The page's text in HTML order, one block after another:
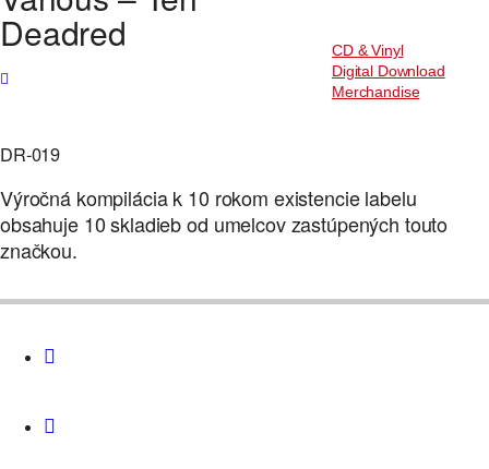
CD & Vinyl
Digital Download
Merchandise
Deadred
DR-019
Výročná kompilácia k 10 rokom existencie labelu
obsahuje 10 skladieb od umelcov zastúpených touto
značkou.